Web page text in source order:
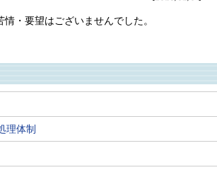
情・要望はございませんでした。
理体制